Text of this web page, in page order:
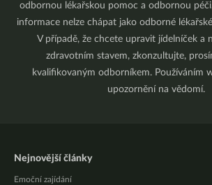
odbornou lékařskou pomoc a odbornou
informace nelze chápat jako odborné
V případě, že chcete upravit jídelníček a
zdravotním stavem, zkonzultujte,
kvalifikovaným odborníkem. Používáním
upozornění na vědomí.
Nejnovější články
Emoční zajídání